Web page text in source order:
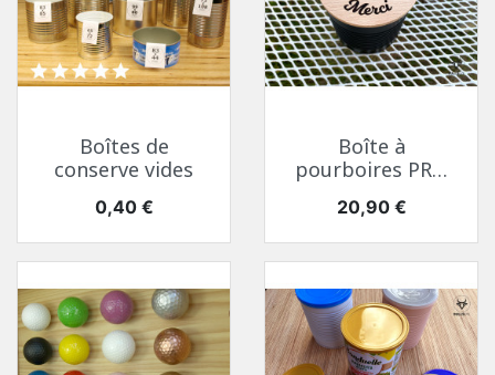
Boîtes de
conserve vides
Prix
0,40 €
Boîte à
pourboires PRO
Prix
20,90 €